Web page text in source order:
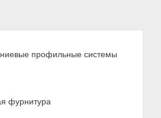
профильные системы
фурнитура